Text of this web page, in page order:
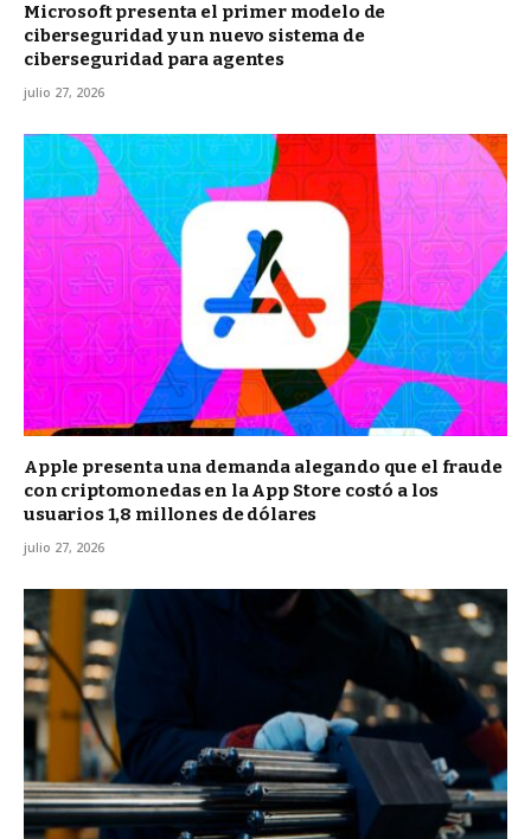
Microsoft presenta el primer modelo de
ciberseguridad y un nuevo sistema de
ciberseguridad para agentes
julio 27, 2026
Apple presenta una demanda alegando que el fraude
con criptomonedas en la App Store costó a los
usuarios 1,8 millones de dólares
julio 27, 2026